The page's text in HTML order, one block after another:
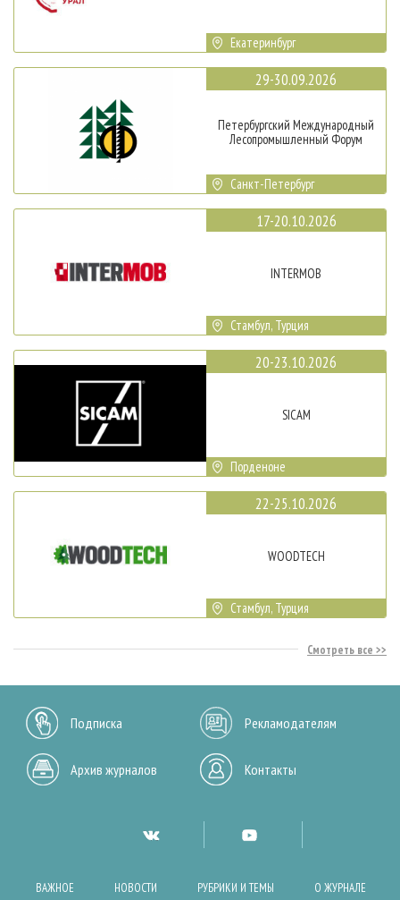
Екатеринбург
29-30.09.2026
Петербургский Международный
Лесопромышленный Форум
Санкт-Петербург
17-20.10.2026
INTERMOB
Стамбул, Турция
20-23.10.2026
SICAM
Порденоне
22-25.10.2026
WOODTECH
Стамбул, Турция
Смотреть все
Подписка Рекламодателям
Архив журналов Контакты
ВАЖНОЕ НОВОСТИ РУБРИКИ И ТЕМЫ О ЖУРНАЛЕ